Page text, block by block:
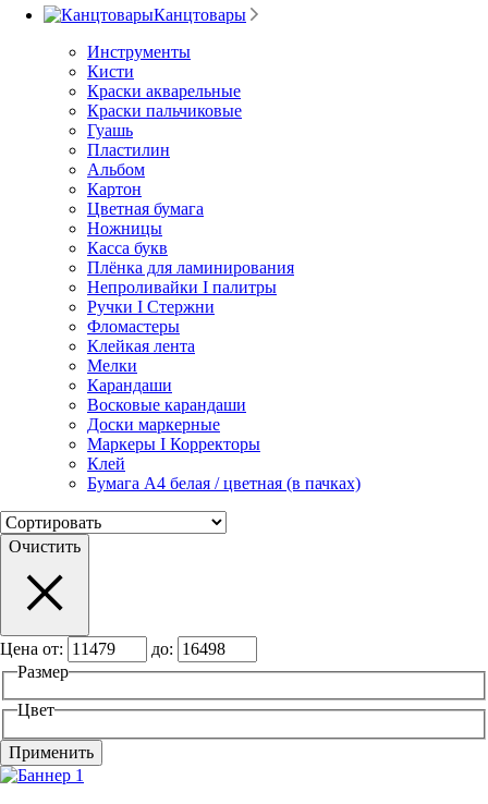
Канцтовары
Инструменты
Кисти
Краски акварельные
Краски пальчиковые
Гуашь
Пластилин
Альбом
Картон
Цветная бумага
Ножницы
Касса букв
Плёнка для ламинирования
Непроливайки I палитры
Ручки I Стержни
Фломастеры
Клейкая лента
Мелки
Карандаши
Восковые карандаши
Доски маркерные
Маркеры I Корректоры
Клей
Бумага А4 белая / цветная (в пачках)
Очистить
Цена от:
до:
Размер
Цвет